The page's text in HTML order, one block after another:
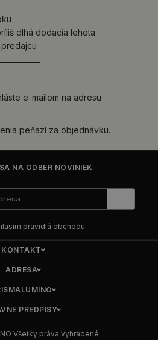
dlhá dodacia lehota
e-mailom na adresu
peňazí za objednávku.
NA ODBER NOVINIEK
pravidlá obchodu.
KONTAKT
ADRESA
PREDPISY
Všetky práva vyhradené.